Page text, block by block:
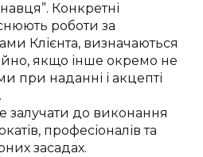
Конкретні
роботи за
Клієнта, визначаються
якщо інше окремо не
при наданні і акцепті
залучати до виконання
професіоналів та
засадах.